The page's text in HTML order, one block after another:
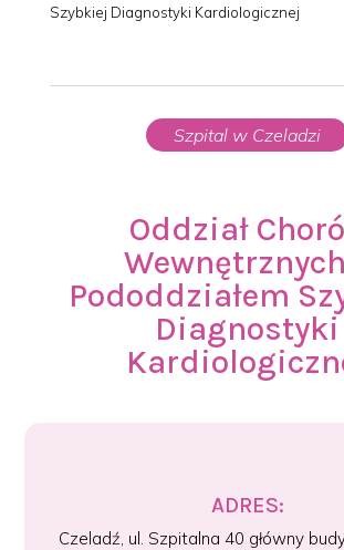
Szybkiej Diagnostyki Kardiologicznej
Szpital w Czeladzi
Oddział
Pododdziałem
Diagnostyki
ADRES:
Czeladź, ul. Szpitalna 40 główny